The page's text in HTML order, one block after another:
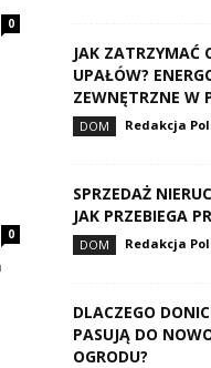
0
0
JAK ZATRZYMAĆ
UPAŁÓW?
ZEWNĘTRZNE W
DOM Redakcja
SPRZEDAŻ
JAK PRZEBIEGA
DOM Redakcja
DLACZEGO
PASUJĄ DO
OGRODU?